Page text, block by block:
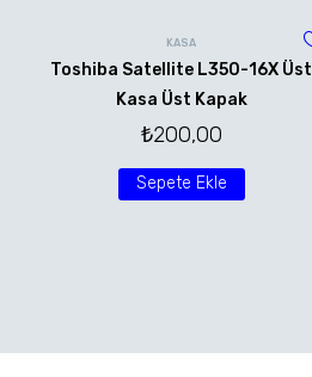
KASA
Toshiba Satellite L350-16X Üst
Kasa Üst Kapak
₺200,00
Sepete Ekle